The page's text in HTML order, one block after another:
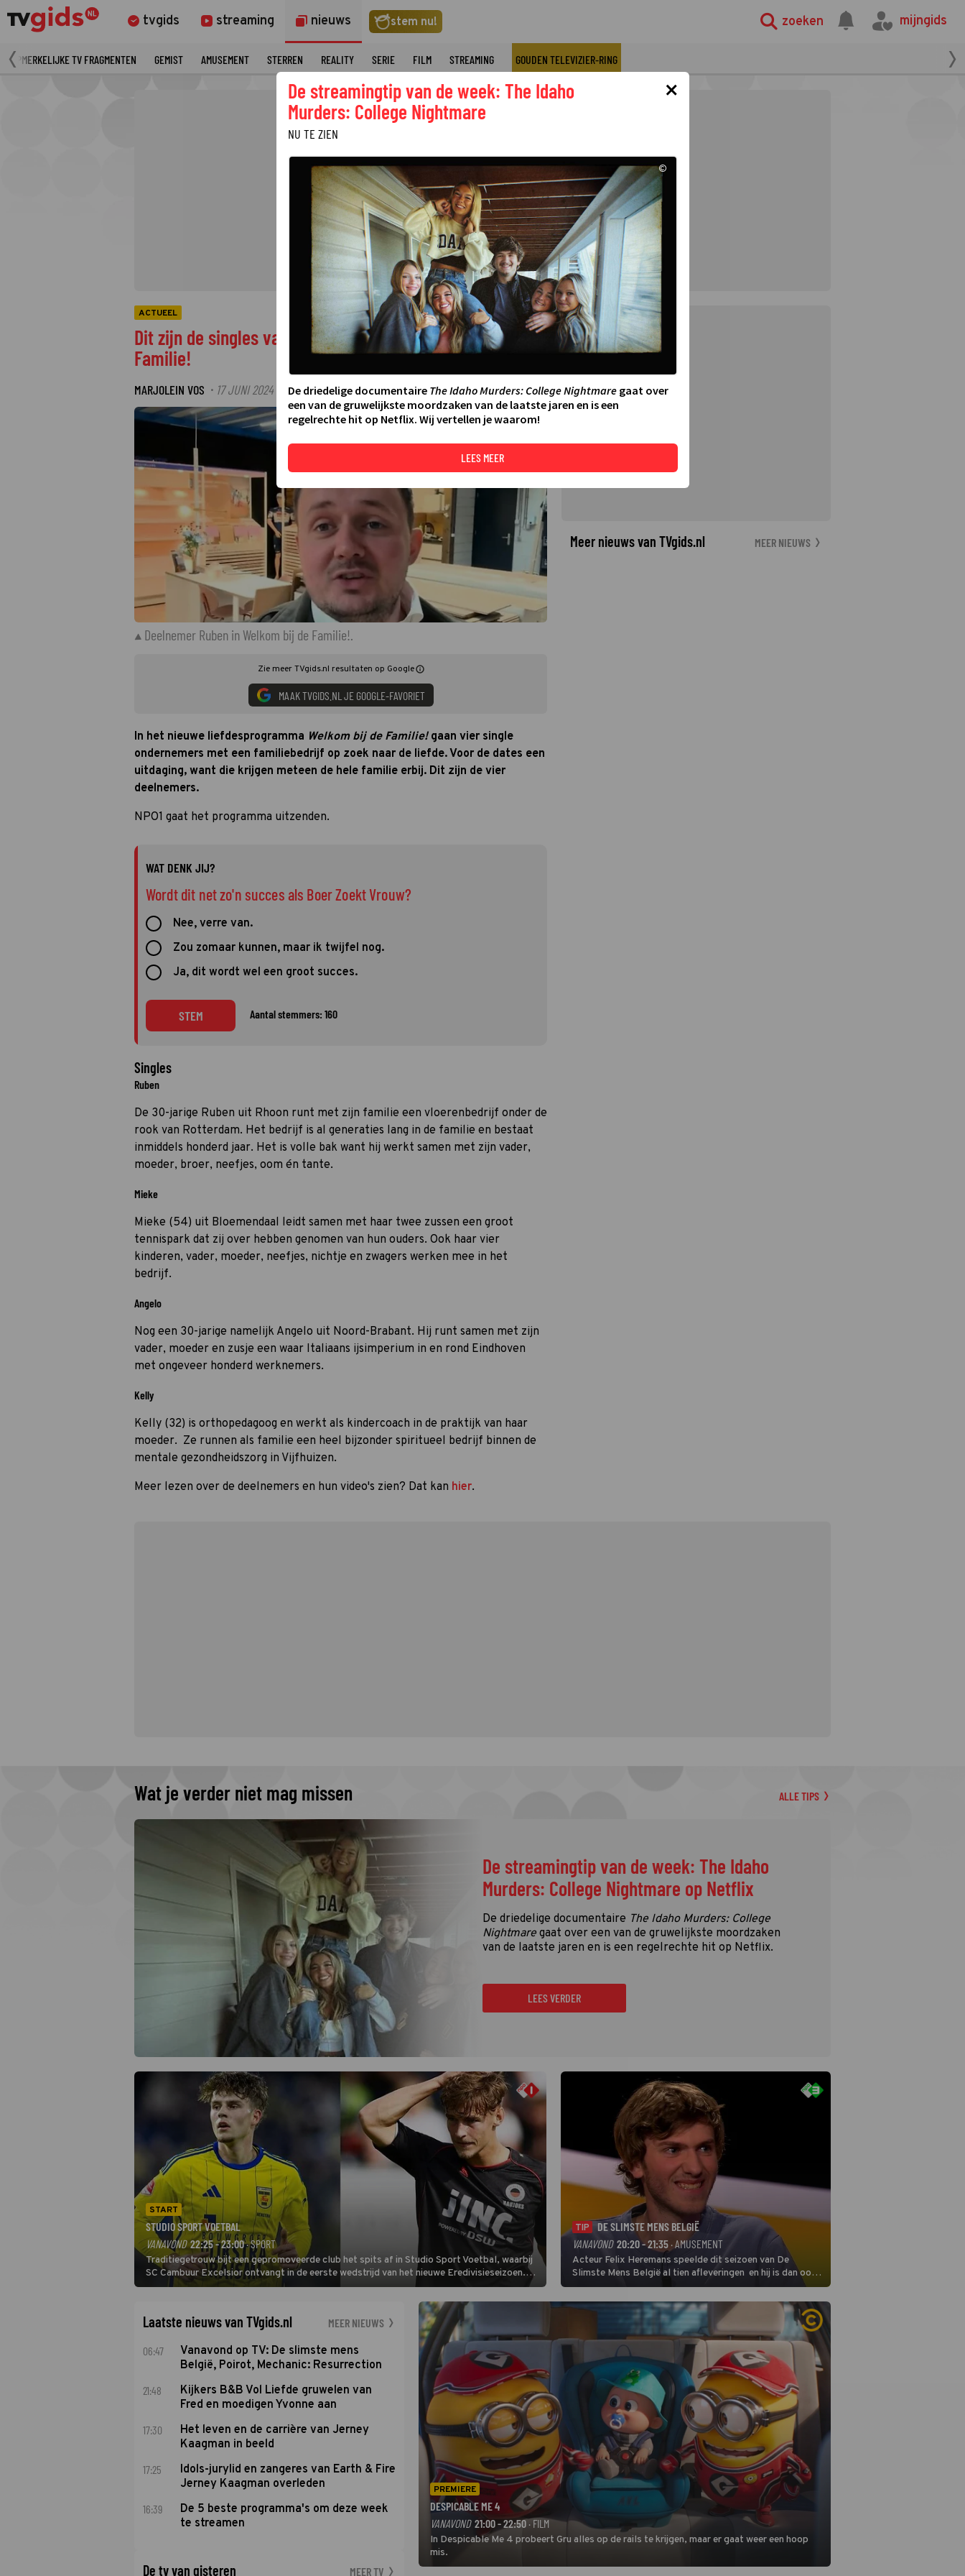
tvgids streaming nieuws stem nu! zoeken mijngids
OPMERKELIJKE TV FRAGMENTEN GEMIST AMUSEMENT STERREN REALITY SERIE FILM STREAMING GOUDEN TELEVIZIER-RING
ACTUEEL
Dit zijn de singles van liefdesprogramma Welkom bij de
Familie!
MARJOLEIN VOS · 17 JUNI 2024 19:41
©
Deelnemer Ruben in Welkom bij de Familie!.
Zie meer TVgids.nl resultaten op Google
MAAK TVGIDS.NL JE GOOGLE-FAVORIET
In het nieuwe liefdesprogramma Welkom bij de Familie!gaan vier single
ondernemers met een familiebedrijf op zoek naar de liefde. Voor de dates een
uitdaging, want die krijgen meteen de hele familie erbij. Dit zijn de vier
deelnemers.
NPO1 gaat het programma uitzenden.
WAT DENK JIJ?
Wordt dit net zo'n succes als Boer Zoekt Vrouw?
Nee, verre van.
Zou zomaar kunnen, maar ik twijfel nog.
Ja, dit wordt wel een groot succes.
STEM Aantal stemmers: 160
Singles
Ruben
De 30-jarige Ruben uit Rhoon runt met zijn familie een vloerenbedrijf onder de
rook van Rotterdam. Het bedrijf is al generaties lang in de familie en bestaat
inmiddels honderd jaar. Het is volle bak want hij werkt samen met zijn vader,
moeder, broer, neefjes, oom én tante.
Mieke
Mieke (54) uit Bloemendaal leidt samen met haar twee zussen een groot
tennispark dat zij over hebben genomen van hun ouders. Ook haar vier
kinderen, vader, moeder, neefjes, nichtje en zwagers werken mee in het
bedrijf.
Angelo
Nog een 30-jarige namelijk Angelo uit Noord-Brabant. Hij runt samen met zijn
vader, moeder en zusje een waar Italiaans ijsimperium in en rond Eindhoven
met ongeveer honderd werknemers.
Kelly
Kelly (32) is orthopedagoog en werkt als kindercoach in de praktijk van haar
moeder. Ze runnen als familie een heel bijzonder spiritueel bedrijf binnen de
mentale gezondheidszorg in Vijfhuizen.
Meer lezen over de deelnemers en hun video's zien? Dat kan hier.
Meer nieuws van TVgids.nl MEER NIEUWS
Wat je verder niet mag missen ALLE TIPS
De streamingtip van de week: The Idaho
Murders: College Nightmare op Netflix
De driedelige documentaire The Idaho Murders: College
Nightmare gaat over een van de gruwelijkste moordzaken
van de laatste jaren en is een regelrechte hit op Netflix.
LEES VERDER
START
STUDIO SPORT VOETBAL
VANAVOND 22:25 - 23:00· SPORT
Traditiegetrouw bijt een gepromoveerde club het spits af in Studio Sport Voetbal, waarbij
SC Cambuur Excelsior ontvangt in de eerste wedstrijd van het nieuwe Eredivisieseizoen.
De nieuwe oefenmeester is Johan Plat en hij wil aanvallend voetballen.
TIP
DE SLIMSTE MENS BELGIË
VANAVOND 20:20 - 21:35 · AMUSEMENT
Acteur Felix Heremans speelde dit seizoen van De
Slimste Mens België al tien afleveringen en hij is dan ook
de grote favoriet in deze seizoensfinale. En er is
Nederlandse inbreng, want komiek Soundos El Ahmadi
neemt plaats aan de jurytafel.
Laatste nieuws van TVgids.nl MEER NIEUWS
06:47
Vanavond op TV: De slimste mens
België, Poirot, Mechanic: Resurrection
21:48
Kijkers B&B Vol Liefde gruwelen van
Fred en moedigen Yvonne aan
17:30
Het leven en de carrière van Jerney
Kaagman in beeld
17:25
Idols-jurylid en zangeres van Earth & Fire
Jerney Kaagman overleden
16:39
De 5 beste programma's om deze week
te streamen
De tv van gisteren MEER TV
PREMIERE
DESPICABLE ME 4
VANAVOND 21:00 - 22:50· FILM
In Despicable Me 4 probeert Gru alles op de rails te krijgen, maar er gaat weer een hoop
mis.
×
De streamingtip van de week: The Idaho
Murders: College Nightmare
NU TE ZIEN
©
De driedelige documentaire The Idaho Murders: College Nightmaregaat over
een van de gruwelijkste moordzaken van de laatste jaren en is een
regelrechte hit op Netflix. Wij vertellen je waarom!
LEES MEER